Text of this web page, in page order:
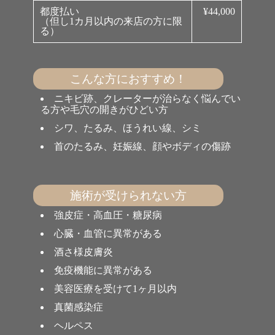
都度払い
（但し1カ月以内の来店の方に限
る）
¥44,000
こんな方におすすめ！
ニキビ跡、クレーターが治らなく悩んでい
る方や毛穴の開きがひどい方
シワ、たるみ、ほうれい線、シミ
首のたるみ、妊娠線、顔やボディの傷跡
施術が受けられない方
強皮症・高血圧・糖尿病
心臓・血管に異常がある
酒さ様皮膚炎
免疫機能に異常がある
美容医療を受けて1ヶ月以内
真菌感染症
ヘルペス